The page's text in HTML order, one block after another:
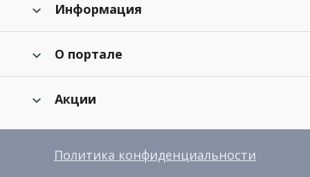
Информация
О портале
Акции
Политика конфиденциальности